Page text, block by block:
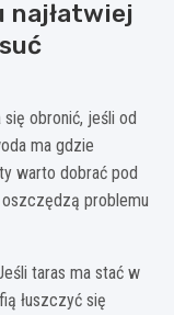
najłatwiej
obronić, jeśli od
ma gdzie
warto dobrać pod
problemu
taras ma stać w
łuszczyć się